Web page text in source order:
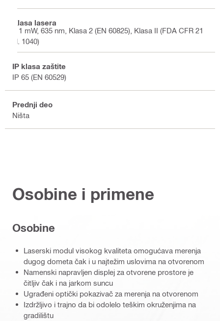
Klasa lasera
< 1 mW, 635 nm, Klasa 2 (EN 60825), Klasa II (FDA CFR 21
čl. 1040)
IP klasa zaštite
IP 65 (EN 60529)
Prednji deo
Ništa
Osobine i primene
Osobine
Laserski modul visokog kvaliteta omogućava merenja
dugog dometa čak i u najtežim uslovima na otvorenom
Namenski napravljen displej za otvorene prostore je
čitljiv čak i na jarkom suncu
Ugrađeni optički pokazivač za merenja na otvorenom
Izdržljivo i trajno da bi odolelo teškim okruženjima na
gradilištu